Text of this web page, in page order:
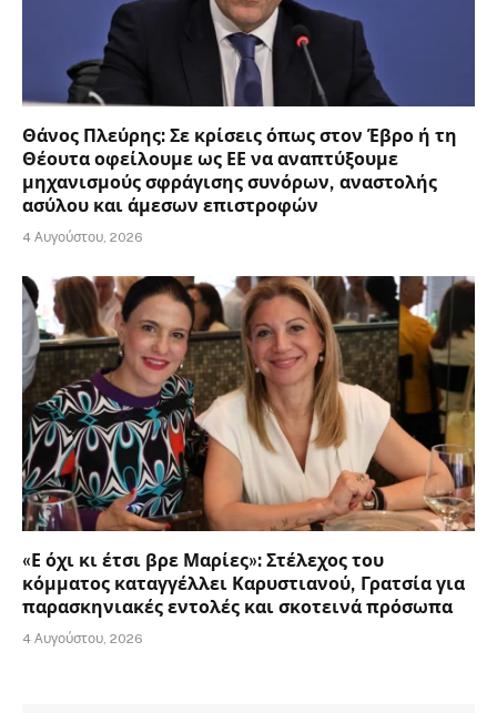
Θάνος Πλεύρης: Σε κρίσεις όπως στον Έβρο ή τη
Θέουτα οφείλουμε ως ΕΕ να αναπτύξουμε
μηχανισμούς σφράγισης συνόρων, αναστολής
ασύλου και άμεσων επιστροφών
4 Αυγούστου, 2026
«Ε όχι κι έτσι βρε Μαρίες»: Στέλεχος του
κόμματος καταγγέλλει Καρυστιανού, Γρατσία για
παρασκηνιακές εντολές και σκοτεινά πρόσωπα
4 Αυγούστου, 2026